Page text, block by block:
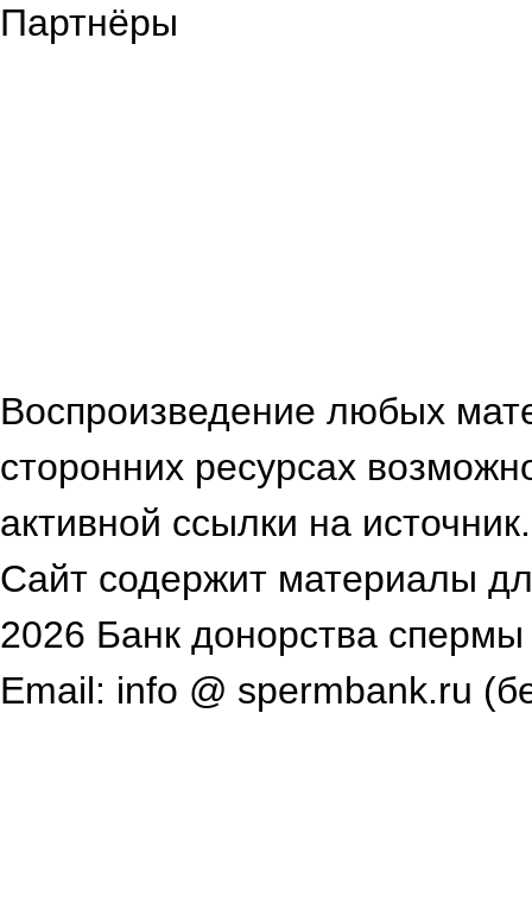
Партнёры
Воспроизведение любых
сторонних ресурсах
активной ссылки на источник.
Сайт содержит материалы
2026 Банк донорства
Email: info @ spermbank.ru